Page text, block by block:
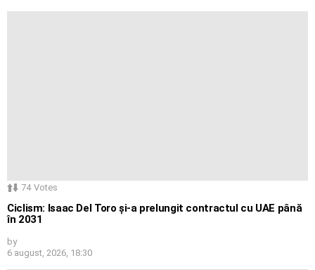
74 Votes
Ciclism: Isaac Del Toro și-a prelungit contractul cu UAE până
în 2031
by
6 august, 2026, 18:30